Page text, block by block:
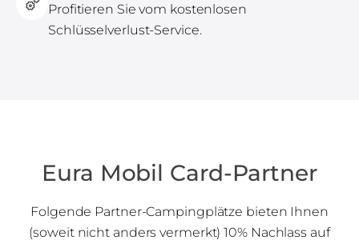
Profitieren Sie vom kostenlosen
Schlüsselverlust-Service.
Eura Mobil Card-Partner
Folgende Partner-Campingplätze bieten Ihnen
(soweit nicht anders vermerkt) 10% Nachlass auf